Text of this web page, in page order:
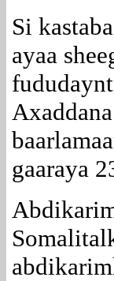
Si
ayaa
gaaraya